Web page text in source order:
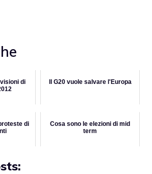
di
Il G20 vuole salvare l'Europa
di
Cosa sono le elezioni di mid
term